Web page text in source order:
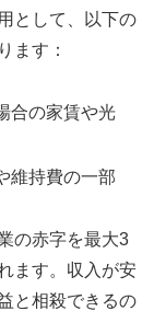
として、以下の
ます：
合の家賃や光
維持費の一部
の赤字を最大3
ます。収入が安
と相殺できるの